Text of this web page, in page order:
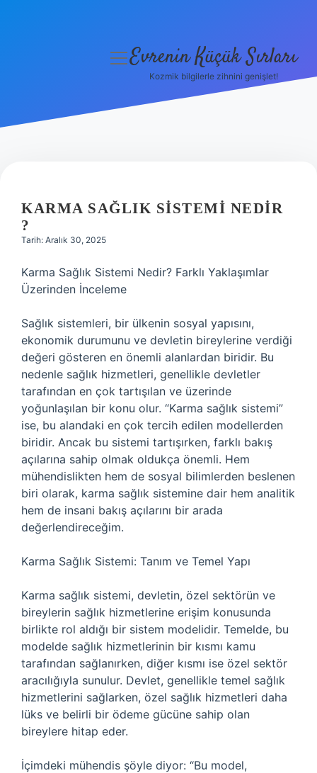
Hakkımızda
menüyü
Evrenin Küçük Sırları
Kozmik bilgilerle zihnini genişlet!
KARMA SAĞLIK SISTEMI NEDIR
?
Tarih: Aralık 30, 2025
Karma Sağlık Sistemi Nedir? Farklı Yaklaşımlar
Üzerinden İnceleme
Sağlık sistemleri, bir ülkenin sosyal yapısını,
ekonomik durumunu ve devletin bireylerine verdiği
değeri gösteren en önemli alanlardan biridir. Bu
nedenle sağlık hizmetleri, genellikle devletler
tarafından en çok tartışılan ve üzerinde
yoğunlaşılan bir konu olur. “Karma sağlık sistemi”
ise, bu alandaki en çok tercih edilen modellerden
biridir. Ancak bu sistemi tartışırken, farklı bakış
açılarına sahip olmak oldukça önemli. Hem
mühendislikten hem de sosyal bilimlerden beslenen
biri olarak, karma sağlık sistemine dair hem analitik
hem de insani bakış açılarını bir arada
değerlendireceğim.
Karma Sağlık Sistemi: Tanım ve Temel Yapı
Karma sağlık sistemi, devletin, özel sektörün ve
bireylerin sağlık hizmetlerine erişim konusunda
birlikte rol aldığı bir sistem modelidir. Temelde, bu
modelde sağlık hizmetlerinin bir kısmı kamu
tarafından sağlanırken, diğer kısmı ise özel sektör
aracılığıyla sunulur. Devlet, genellikle temel sağlık
hizmetlerini sağlarken, özel sağlık hizmetleri daha
lüks ve belirli bir ödeme gücüne sahip olan
bireylere hitap eder.
İçimdeki mühendis şöyle diyor: “Bu model,